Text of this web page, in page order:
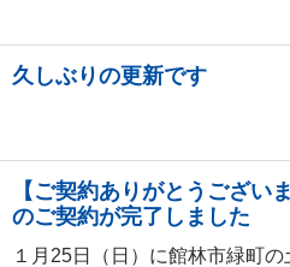
久しぶりの更新です
【ご契約ありがとうござい
のご契約が完了しました
１月25日（日）に館林市緑町の